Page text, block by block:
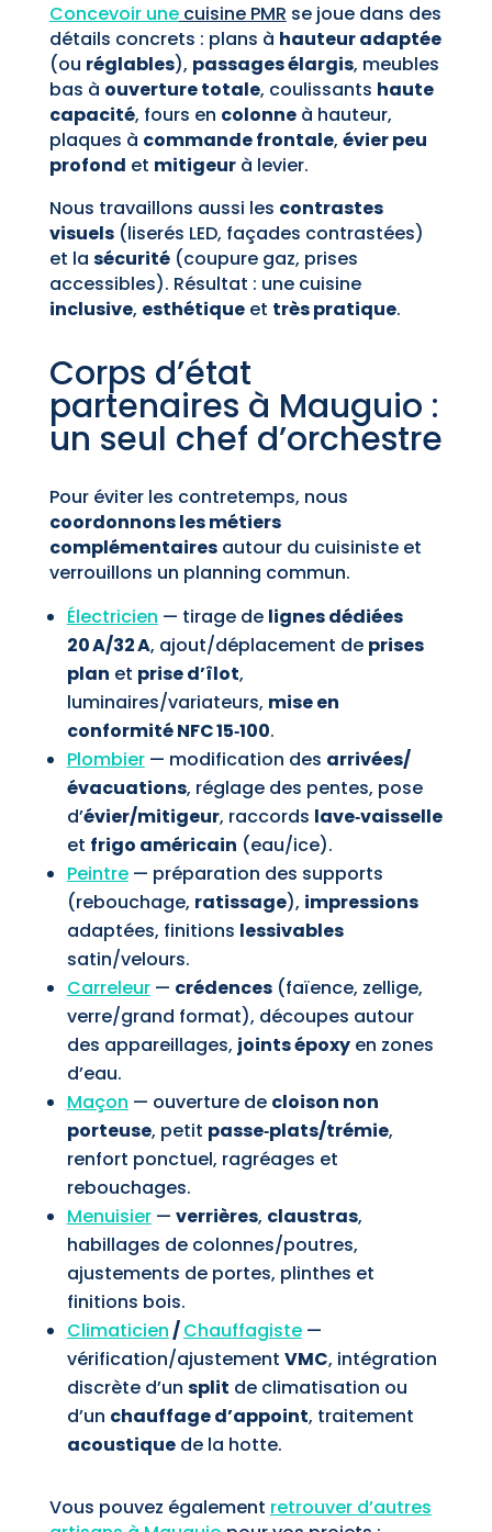
Concevoir unecuisine PMR se joue dans des
détails concrets : plans à hauteur adaptée
(ou réglables), passages élargis, meubles
bas à ouverture totale, coulissants haute
capacité, fours en colonneà hauteur,
plaques à commande frontale, évier peu
profond et mitigeurà levier.
Nous travaillons aussi les contrastes
visuels(liserés LED, façades contrastées)
et la sécurité(coupure gaz, prises
accessibles). Résultat : une cuisine
inclusive, esthétiqueet très pratique.
Corps d’état
partenaires à Mauguio :
un seul chef d’orchestre
Pour éviter les contretemps, nous
coordonnons les métiers
complémentairesautour du cuisiniste et
verrouillons un planning commun.
Électricien — tirage de lignes dédiées
20 A/32 A, ajout/déplacement de prises
plan et prise d’îlot,
luminaires/variateurs, mise en
conformité NFC 15‑100.
Plombier— modification des arrivées/
évacuations, réglage des pentes, pose
d’évier/mitigeur, raccords lave‑vaisselle
et frigo américain (eau/ice).
Peintre— préparation des supports
(rebouchage, ratissage), impressions
adaptées, finitions lessivables
satin/velours.
Carreleur— crédences(faïence, zellige,
verre/grand format), découpes autour
des appareillages, joints époxyen zones
d’eau.
Maçon — ouverture de cloison non
porteuse, petit passe‑plats/trémie,
renfort ponctuel, ragréages et
rebouchages.
Menuisier— verrières, claustras,
habillages de colonnes/poutres,
ajustements de portes, plinthes et
finitions bois.
Climaticien/Chauffagiste—
vérification/ajustement VMC, intégration
discrète d’un split de climatisation ou
d’un chauffage d’appoint, traitement
acoustiquede la hotte.
Vous pouvez également retrouver d’autres